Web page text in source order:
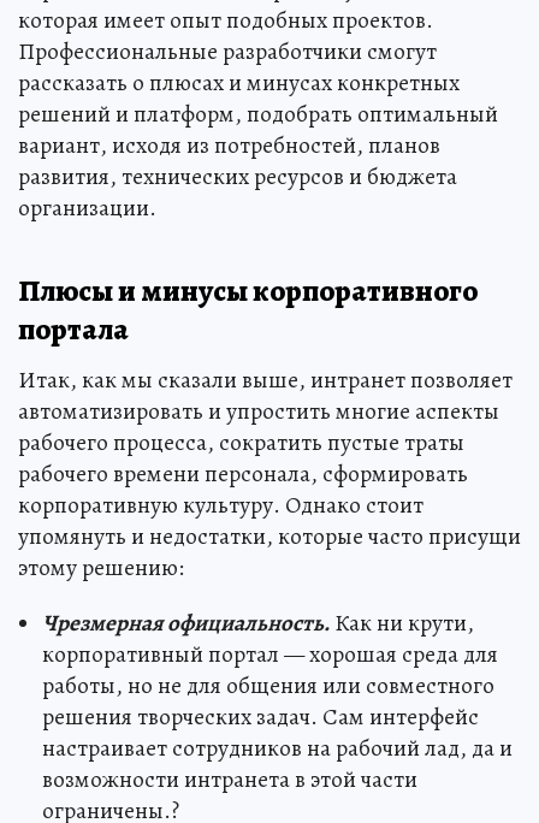
которая имеет опыт подобных проектов.
Профессиональные разработчики смогут
рассказать о плюсах и минусах конкретных
решений и платформ, подобрать оптимальный
вариант, исходя из потребностей, планов
развития, технических ресурсов и бюджета
организации.
Плюсы и минусы корпоративного
портала
Итак, как мы сказали выше, интранет позволяет
автоматизировать и упростить многие аспекты
рабочего процесса, сократить пустые траты
рабочего времени персонала, сформировать
корпоративную культуру. Однако стоит
упомянуть и недостатки, которые часто присущи
этому решению:
Чрезмерная официальность.Как ни крути,
корпоративный портал — хорошая среда для
работы, но не для общения или совместного
решения творческих задач. Сам интерфейс
настраивает сотрудников на рабочий лад, да и
возможности интранета в этой части
ограничены.?